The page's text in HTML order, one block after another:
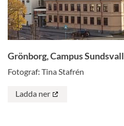
Grönborg, Campus Sundsvall
Fotograf: Tina Stafrén
Ladda ner